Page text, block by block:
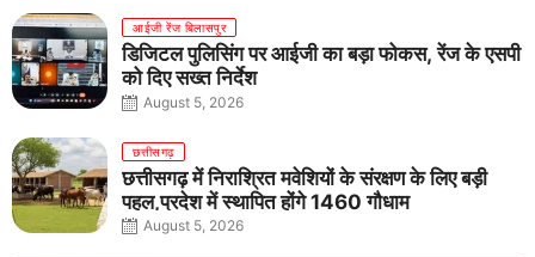
आईजी रेंज बिलासपुर
डिजिटल पुलिसिंग पर आईजी का बड़ा फोकस, रेंज के एसपी
को दिए सख्त निर्देश
August 5, 2026
छत्तीसगढ़
छत्तीसगढ़ में निराश्रित मवेशियों के संरक्षण के लिए बड़ी
पहल,प्रदेश में स्थापित होंगे 1460 गौधाम
August 5, 2026